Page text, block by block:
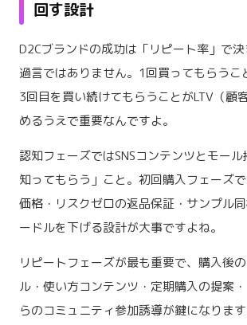
回す設計
D2Cブランドの成功は「リピート率」で
過言ではありません。1回買ってもらうこ
3回目を買い続けてもらうことがLTV（顧
めるうえで重要なんですよ。
認知フェーズではSNSコンテンツとモー
知ってもらう」こと。初回購入フェーズ
価格・リスクゼロの返品保証・サンプル
ードルを下げる設計が大事ですよね。
リピートフェーズが最も重要で、購入後
ル・使い方コンテンツ・定期購入の提案
らのコミュニティ参加誘導が鍵になりま